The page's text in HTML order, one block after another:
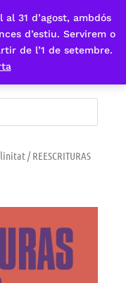
31 d’agost, ambdós
d’estiu. Servirem o
de l’1 de setembre.
/ REESCRITURAS